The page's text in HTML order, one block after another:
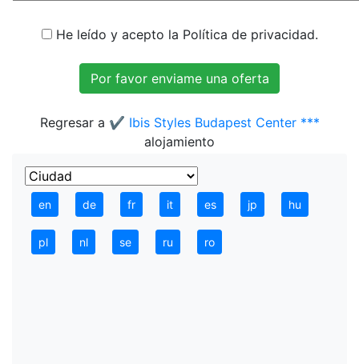
He leído y acepto la Política de privacidad.
Regresar a ✔️ Ibis Styles Budapest Center ***
alojamiento
en de fr it es jp hu
pl nl se ru ro